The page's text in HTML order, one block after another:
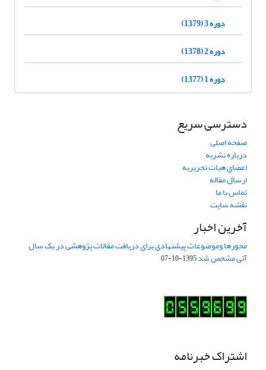
دوره 3 (1379)
دوره 2 (1378)
دوره 1 (1377)
دسترسی سریع
صفحه اصلی
درباره نشریه
اعضای هیات تحریریه
ارسال مقاله
تماس با ما
نقشه سایت
آخرین اخبار
محورها وموضوعات پیشنهادی برای دریافت مقالات پژوهشی در یک سال
آتی مشخص شد1395-10-07
اشتراک خبرنامه